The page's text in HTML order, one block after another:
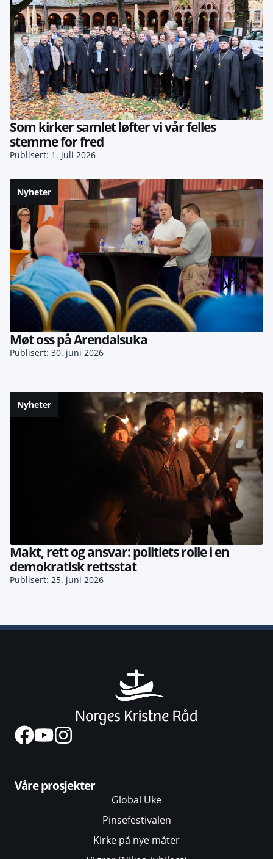
Som kirker samlet løfter vi vår felles
stemme for fred
Publisert: 1. juli 2026
Nyheter
Møt oss på Arendalsuka
Publisert: 30. juni 2026
Nyheter
Makt, rett og ansvar: politiets rolle i en
demokratisk rettsstat
Publisert: 25. juni 2026
Våre prosjekter
Global Uke
Pinsefestivalen
Kirke på nye måter